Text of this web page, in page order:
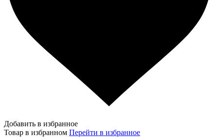
Добавить в избранное
Товар в избранном Перейти в избранное